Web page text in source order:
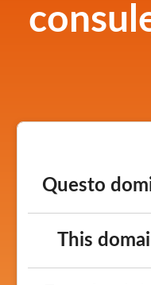
Questo
This